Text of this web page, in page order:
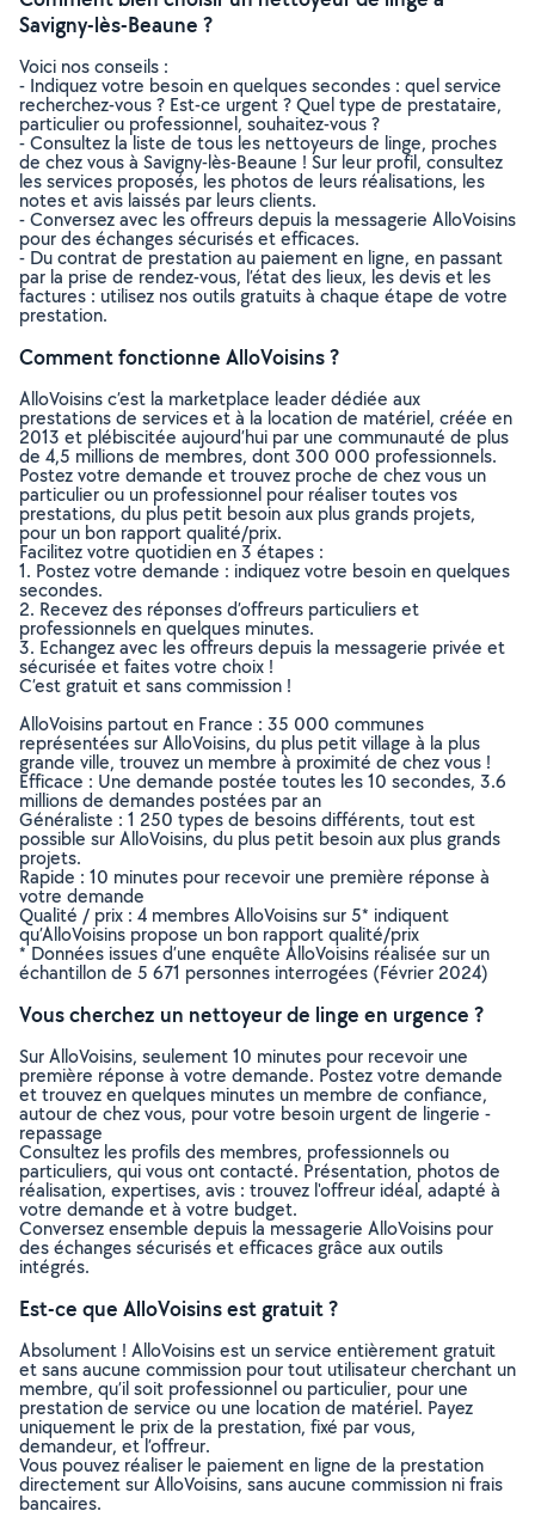
Savigny-lès-Beaune ?
Voici nos conseils :
- Indiquez votre besoin en quelques secondes : quel service
recherchez-vous ? Est-ce urgent ? Quel type de prestataire,
particulier ou professionnel, souhaitez-vous ?
- Consultez la liste de tous les nettoyeurs de linge, proches
de chez vous à Savigny-lès-Beaune ! Sur leur profil, consultez
les services proposés, les photos de leurs réalisations, les
notes et avis laissés par leurs clients.
- Conversez avec les offreurs depuis la messagerie AlloVoisins
pour des échanges sécurisés et efficaces.
- Du contrat de prestation au paiement en ligne, en passant
par la prise de rendez-vous, l’état des lieux, les devis et les
factures : utilisez nos outils gratuits à chaque étape de votre
prestation.
Comment fonctionne AlloVoisins ?
AlloVoisins c’est la marketplace leader dédiée aux
prestations de services et à la location de matériel, créée en
2013 et plébiscitée aujourd’hui par une communauté de plus
de 4,5 millions de membres, dont 300 000 professionnels.
Postez votre demande et trouvez proche de chez vous un
particulier ou un professionnel pour réaliser toutes vos
prestations, du plus petit besoin aux plus grands projets,
pour un bon rapport qualité/prix.
Facilitez votre quotidien en 3 étapes :
1. Postez votre demande : indiquez votre besoin en quelques
secondes.
2. Recevez des réponses d’offreurs particuliers et
professionnels en quelques minutes.
3. Echangez avec les offreurs depuis la messagerie privée et
sécurisée et faites votre choix !
C’est gratuit et sans commission !
AlloVoisins partout en France : 35 000 communes
représentées sur AlloVoisins, du plus petit village à la plus
grande ville, trouvez un membre à proximité de chez vous !
Efficace : Une demande postée toutes les 10 secondes, 3.6
millions de demandes postées par an
Généraliste : 1 250 types de besoins différents, tout est
possible sur AlloVoisins, du plus petit besoin aux plus grands
projets.
Rapide : 10 minutes pour recevoir une première réponse à
votre demande
Qualité / prix : 4 membres AlloVoisins sur 5* indiquent
qu’AlloVoisins propose un bon rapport qualité/prix
* Données issues d’une enquête AlloVoisins réalisée sur un
échantillon de 5 671 personnes interrogées (Février 2024)
Vous cherchez un nettoyeur de linge en urgence ?
Sur AlloVoisins, seulement 10 minutes pour recevoir une
première réponse à votre demande. Postez votre demande
et trouvez en quelques minutes un membre de confiance,
autour de chez vous, pour votre besoin urgent de lingerie -
repassage
Consultez les profils des membres, professionnels ou
particuliers, qui vous ont contacté. Présentation, photos de
réalisation, expertises, avis : trouvez l'offreur idéal, adapté à
votre demande et à votre budget.
Conversez ensemble depuis la messagerie AlloVoisins pour
des échanges sécurisés et efficaces grâce aux outils
intégrés.
Est-ce que AlloVoisins est gratuit ?
Absolument ! AlloVoisins est un service entièrement gratuit
et sans aucune commission pour tout utilisateur cherchant un
membre, qu’il soit professionnel ou particulier, pour une
prestation de service ou une location de matériel. Payez
uniquement le prix de la prestation, fixé par vous,
demandeur, et l’offreur.
Vous pouvez réaliser le paiement en ligne de la prestation
directement sur AlloVoisins, sans aucune commission ni frais
bancaires.